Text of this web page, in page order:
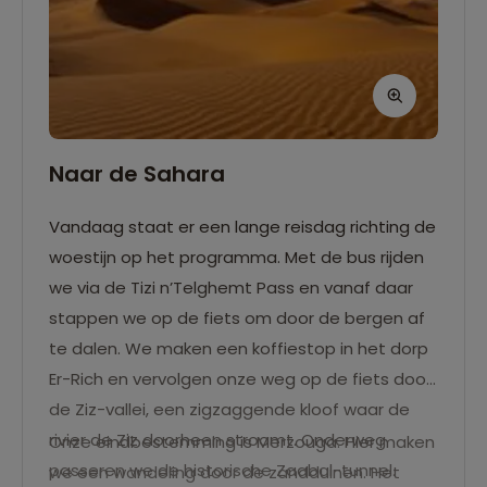
Naar de Sahara
Vandaag staat er een lange reisdag richting de
woestijn op het programma. Met de bus rijden
we via de Tizi n’Telghemt Pass en vanaf daar
stappen we op de fiets om door de bergen af
te dalen. We maken een koffiestop in het dorp
Er-Rich en vervolgen onze weg op de fiets door
de Ziz-vallei, een zigzaggende kloof waar de
rivier de Ziz doorheen stroomt. Onderweg
passeren we de historische Zaabal-tunnel.
Onze eindbestemming is Merzouga. Hier maken
we een wandeling door de zandduinen. Het